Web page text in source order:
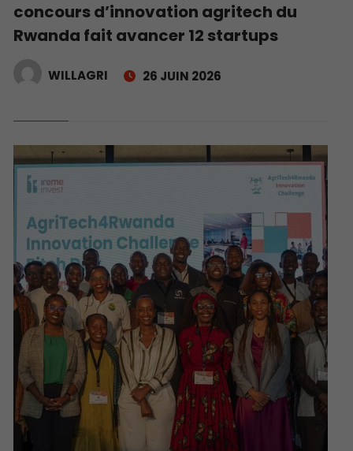
concours d’innovation agritech du
Rwanda fait avancer 12 startups
WILLAGRI 26 JUIN 2026